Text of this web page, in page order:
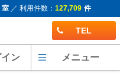
室／ 利用件数： 127,709 件
TEL
ン メニュー